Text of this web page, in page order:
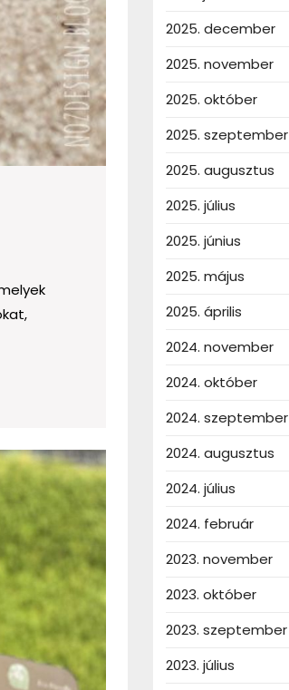
Akciók
és
szezonális
kedvezmények:
mikor
érdemes
vásárolni?
2025. december
2025. november
2025. október
2025. szeptember
2025. augusztus
2025. július
2025. június
2025. május
2025. április
2024. november
2024. október
2024. szeptember
2024. augusztus
2024. július
2024. február
2023. november
2023. október
2023. szeptember
2023. július